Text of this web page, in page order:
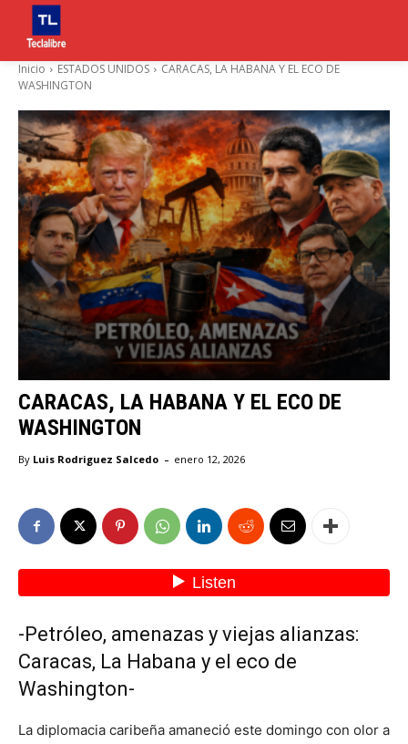
Inicio ESTADOS UNIDOS
CARACAS, LA HABANA Y EL ECO DE
WASHINGTON
CARACAS, LA HABANA Y EL ECO DE
WASHINGTON
By Luis Rodriguez Salcedo - enero 12, 2026
-Petróleo, amenazas y viejas alianzas:
Caracas, La Habana y el eco de
Washington-
La diplomacia caribeña amaneció este domingo con olor a